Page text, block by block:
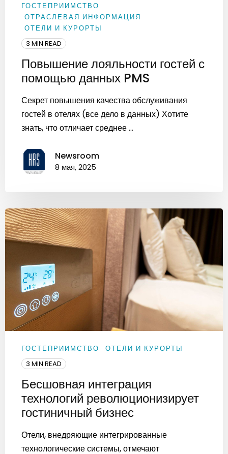
ГОСТЕПРИИМСТВО
ОТРАСЛЕВАЯ ИНФОРМАЦИЯ
ОТЕЛИ И КУРОРТЫ
3 MIN READ
Повышение лояльности гостей с
помощью данных PMS
Секрет повышения качества обслуживания
гостей в отелях (все дело в данных) Хотите
знать, что отличает среднее ...
Newsroom
8 мая, 2025
ГОСТЕПРИИМСТВО
ОТЕЛИ И КУРОРТЫ
3 MIN READ
Бесшовная интеграция
технологий революционизирует
гостиничный бизнес
Отели, внедряющие интегрированные
технологические системы, отмечают